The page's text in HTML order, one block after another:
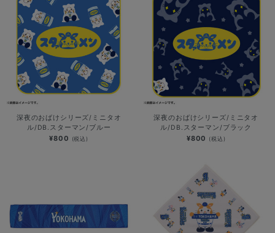
深夜のおばけシリーズ/ミニタオ
ル/DB.スターマン/ブルー
¥800 (税込)
深夜のおばけシリーズ/ミニタオ
ル/DB.スターマン/ブラック
¥800 (税込)